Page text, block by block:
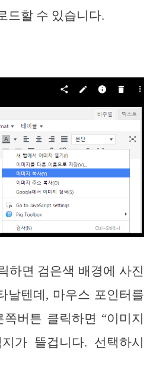
드할 수 있습니다.
하면 검은색 배경에 사진
날텐데, 마우스 포인터를
버튼 클릭하면 “이미지
가 뜰겁니다. 선택하시